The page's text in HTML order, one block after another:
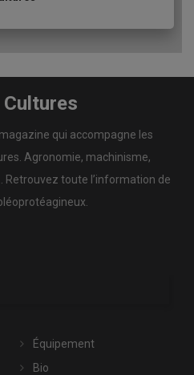
Cultures
qui accompagne les
Agronomie, machinisme,
… Retrouvez toute l’information de
Équipement
Bio